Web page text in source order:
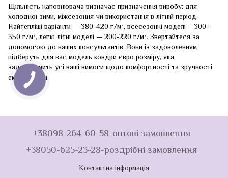
Щільність наповнювача визначає призначення виробу: для
холодної зими, міжсезоння чи використання в літній період.
Найтепліші варіанти — 380-420 г/м², всесезонні моделі —300-
350 г/м², легкі літні моделі — 200-220 г/м². Звертайтеся за
допомогою до наших консультантів. Вони із задоволенням
підберуть для вас модель ковдри євро розміру, яка
задовольнить усі ваші вимоги щодо комфортності та зручності
експлуатації.
+38098-264-60-58-оптові замовлення
+38050-625-23-28-роздрібні замовлення
Контактна інформація